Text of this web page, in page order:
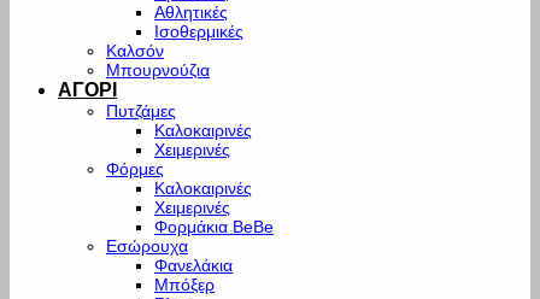
Αθλητικές
Ισοθερμικές
Καλσόν
Μπουρνούζια
ΑΓΟΡΙ
Πυτζάμες
Καλοκαιρινές
Χειμερινές
Φόρμες
Καλοκαιρινές
Χειμερινές
Φορμάκια BeBe
Εσώρουχα
Φανελάκια
Μπόξερ